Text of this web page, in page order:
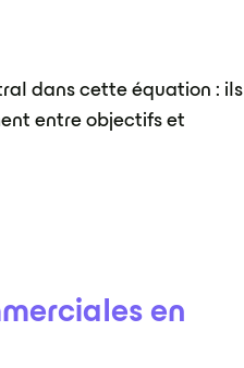
dans cette équation : ils
entre objectifs et
en